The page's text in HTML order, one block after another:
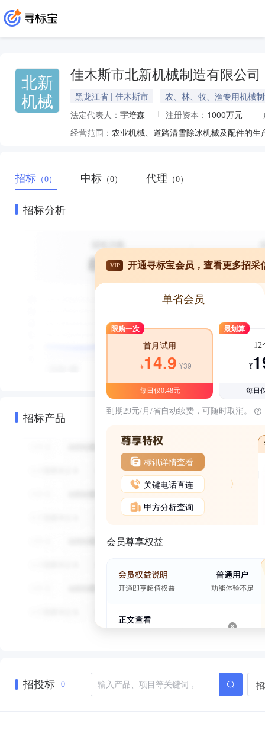
北新
机械
佳木斯市北新机械制造有限公司
黑龙江省 | 佳木斯市
农、林、牧、渔专用机械
法定代表人： 宇培森 注册资本： 1000万元
经营范围： 农业机械、道路清雪除冰机械及配件的
招标 （0） 中标 （0） 代理 （0）
招标分析
招标产品
VIP 开通寻标宝会员，查看更多招采
单省会员
限购一次
首月试用
¥14.9 ¥39
每日仅0.48元
最划算
12
¥
每日
到期29元/月/省自动续费，可随时取消。
标讯详情查看
关键电话直连
甲方分析查询
会员尊享权益
招投标 0